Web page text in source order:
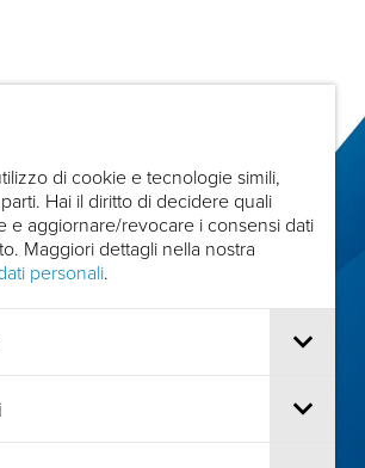
di cookie e tecnologie simili,
Hai il diritto di decidere quali
e aggiornare/revocare i consensi dati
Maggiori dettagli nella nostra
personali.